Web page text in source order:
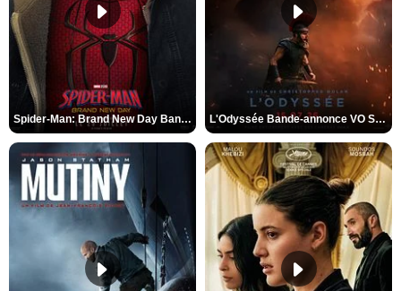
Spider-Man: Brand New Day Bande-annonce VO STFR L'Odyssée Bande-annonce VO STFR